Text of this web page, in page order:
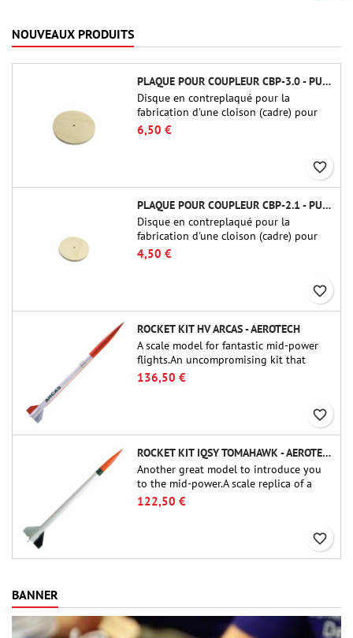
NOUVEAUX PRODUITS
PLAQUE POUR COUPLEUR CBP-3.0 - PUBLIC MISSILES LTD.
Disque en contreplaqué pour la
fabrication d'une cloison (cadre) pour
raccords tubulaires de 75 mm de Public
Missiles Ltd. (PT-3.0/QT-3.0)
6,50 €
favorite_border
PLAQUE POUR COUPLEUR CBP-2.1 - PUBLIC MISSILES LTD.
Disque en contreplaqué pour la
fabrication d'une cloison (cadre) pour
raccords tubulaires de 54 mm de Public
Missiles Ltd. (PT-2.1 ou QT-2.1)
4,50 €
favorite_border
ROCKET KIT HV ARCAS - AEROTECH
A scale model for fantastic mid-power
flights.An uncompromising kit that
allows you to build a replica of one of
the most famous sounding-rocket ever.
136,50 €
favorite_border
ROCKET KIT IQSY TOMAHAWK - AEROTECH
Another great model to introduce you
to the mid-power.A scale replica of a
famous sounding rocket, small in size
and peefect to move to higher-level kits.
122,50 €
favorite_border
BANNER